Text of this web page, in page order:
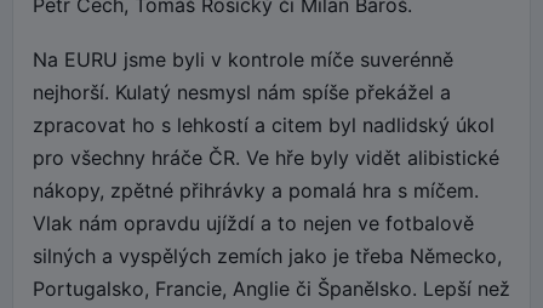
Petr Čech, Tomáš Rosický či Milan Baroš.
Na EURU jsme byli v kontrole míče suverénně
nejhorší. Kulatý nesmysl nám spíše překážel a
zpracovat ho s lehkostí a citem byl nadlidský úkol
pro všechny hráče ČR. Ve hře byly vidět alibistické
nákopy, zpětné přihrávky a pomalá hra s míčem.
Vlak nám opravdu ujíždí a to nejen ve fotbalově
silných a vyspělých zemích jako je třeba Německo,
Portugalsko, Francie, Anglie či Španělsko. Lepší než